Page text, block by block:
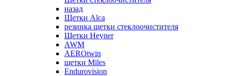
назад
Щетки Alca
резинка щетки стеклоочистителя
Щетки Heyner
AWM
AEROtwin
щетки Miles
Endurovision